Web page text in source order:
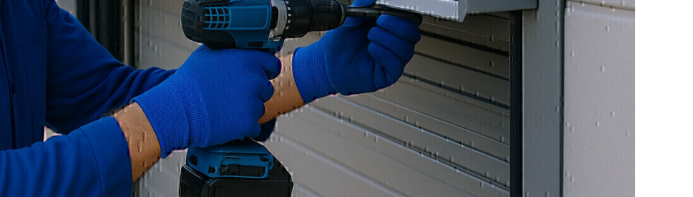
überzeugen durch Qualität und Funktionssicherheit. Wir beraten Sie
ausführlich, um das passende Tor mit optimaler Torsteuerung und
Antriebstechnik zu realisieren. Unsere Industrietore sind ideal für
Werkstätten, Lagerhallen oder Produktionsstätten in der Region
Heilbronn und Umgebung.
Vorteile und Details